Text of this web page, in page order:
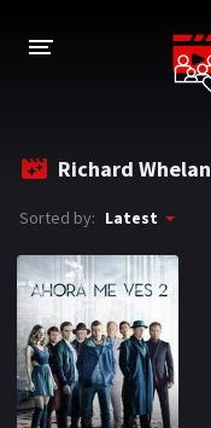
LOGIN
Richard Whelan
Sorted by: Latest